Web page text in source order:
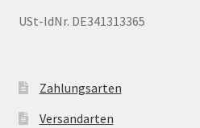
USt-IdNr. DE341313365
Zahlungsarten
Versandarten